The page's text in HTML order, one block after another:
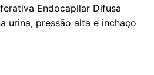
Endocapilar Difusa
urina, pressão alta e inchaço